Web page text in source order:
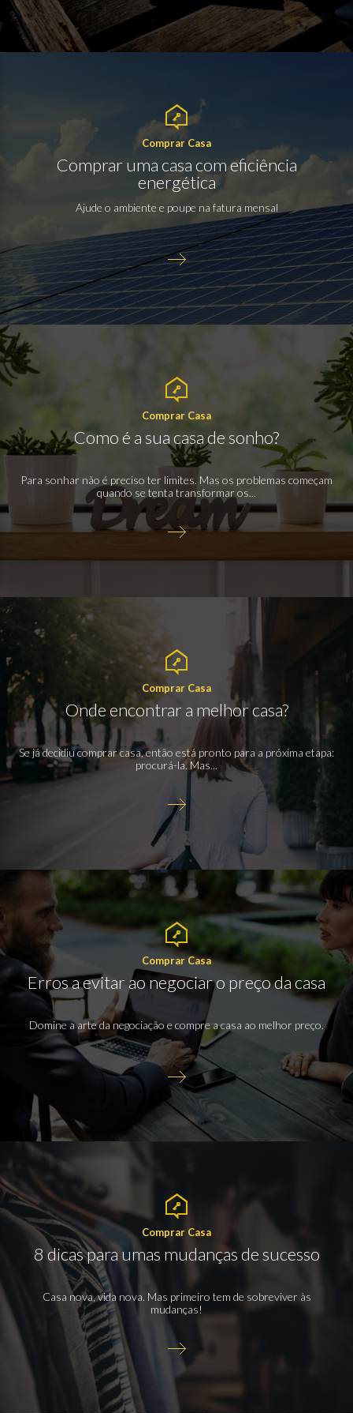
Comprar Casa
Comprar uma casa com eficiência
energética
Ajude o ambiente e poupe na fatura mensal
Comprar Casa
Como é a sua casa de sonho?
Para sonhar não é preciso ter limites. Mas os problemas começam
quando se tenta transformar os...
Comprar Casa
Onde encontrar a melhor casa?
Se já decidiu comprar casa, então está pronto para a próxima etapa:
procurá-la. Mas...
Comprar Casa
Erros a evitar ao negociar o preço da casa
Domine a arte da negociação e compre a casa ao melhor preço.
Comprar Casa
8 dicas para umas mudanças de sucesso
Casa nova, vida nova. Mas primeiro tem de sobreviver às
mudanças!